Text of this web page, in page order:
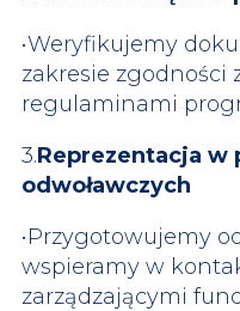
•Weryfikujemy
zakresie zgodności
regulaminami
3.Reprezentacja w
odwoławczych
•Przygotowujemy
wspieramy w
zarządzającymi